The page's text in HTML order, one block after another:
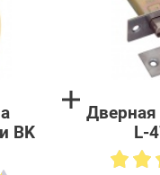
BK
L-